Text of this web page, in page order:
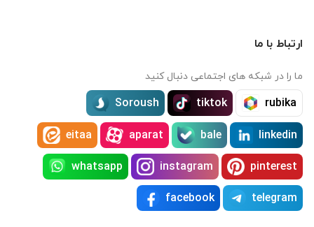
ارتباط با ما
ما را در شبکه های اجتماعی دنبال کنید
rubika
tiktok
Soroush
linkedin
bale
aparat
eitaa
pinterest
instagram
whatsapp
telegram
facebook